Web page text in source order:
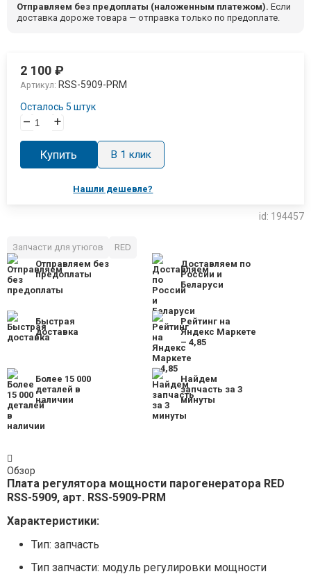
Отправляем без предоплаты (наложенным платежом). Если
доставка дороже товара — отправка только по предоплате.
2 100₽
Артикул: RSS-5909-PRM
Осталось 5 штук
– +
Купить В 1 клик
Нашли дешевле?
id: 194457
Запчасти для утюгов
RED
Отправляем без
предоплаты
Доставляем по
России и
Беларуси
Быстрая
доставка
Рейтинг на
Яндекс Маркете
– 4,85
Более 15 000
деталей в
наличии
Найдем
запчасть за 3
минуты
Обзор
Плата регулятора мощности парогенератора RED
RSS-5909, арт. RSS-5909-PRM
Характеристики:
Тип: запчасть
Тип запчасти: модуль регулировки мощности